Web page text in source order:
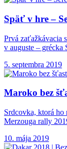
Späť v hre –
Prvá zaťažkávacia
v auguste – grécka
5. septembra 2019
Maroko bez
Srdcovka, ktorá ho
Merzouga rally
10. mája 2019